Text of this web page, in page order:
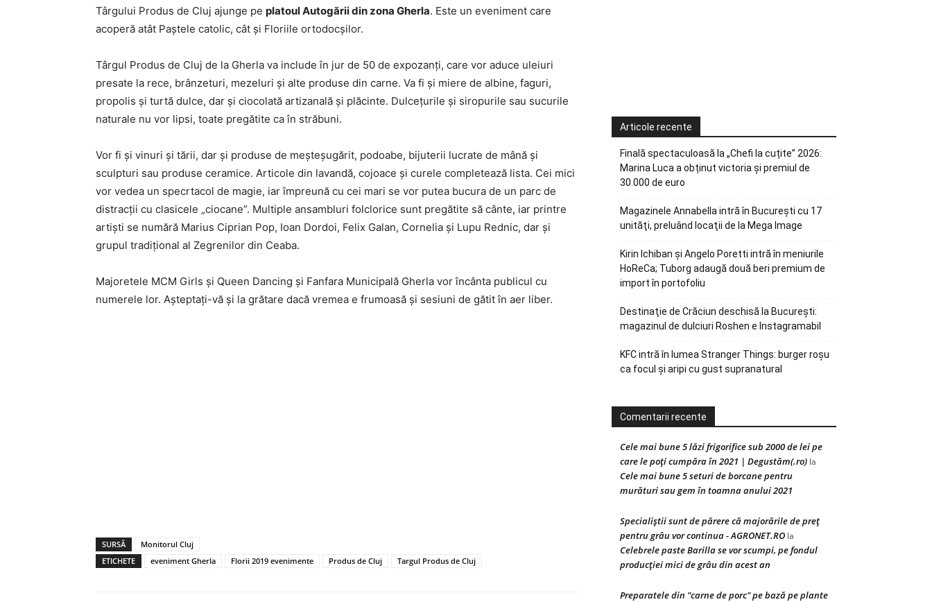
Târgului Produs de Cluj ajunge pe platoul Autogării din zona Gherla. Este un eveniment care
acoperă atât Paştele catolic, cât şi Floriile ortodocşilor.
Târgul Produs de Cluj de la Gherla va include în jur de 50 de expozanţi, care vor aduce uleiuri
presate la rece, brânzeturi, mezeluri şi alte produse din carne. Va fi şi miere de albine, faguri,
propolis şi turtă dulce, dar şi ciocolată artizanală şi plăcinte. Dulceţurile şi siropurile sau sucurile
naturale nu vor lipsi, toate pregătite ca în străbuni.
Vor fi şi vinuri şi tării, dar şi produse de meşteşugărit, podoabe, bijuterii lucrate de mână şi
sculpturi sau produse ceramice. Articole din lavandă, cojoace şi curele completează lista. Cei mici
vor vedea un specrtacol de magie, iar împreună cu cei mari se vor putea bucura de un parc de
distracţii cu clasicele „ciocane”. Multiple ansambluri folclorice sunt pregătite să cânte, iar printre
artişti se numără Marius Ciprian Pop, Ioan Dordoi, Felix Galan, Cornelia şi Lupu Rednic, dar şi
grupul tradiţional al Zegrenilor din Ceaba.
Majoretele MCM Girls şi Queen Dancing şi Fanfara Municipală Gherla vor încânta publicul cu
numerele lor. Aşteptaţi-vă şi la grătare dacă vremea e frumoasă şi sesiuni de gătit în aer liber.
SURSĂ
Monitorul Cluj
ETICHETE
eveniment Gherla Florii 2019 evenimente Produs de Cluj Targul Produs de Cluj
Articole recente
Finală spectaculoasă la „Chefi la cuțite” 2026:
Marina Luca a obținut victoria și premiul de
30.000 de euro
Magazinele Annabella intră în Bucureşti cu 17
unităţi, preluând locaţii de la Mega Image
Kirin Ichiban și Angelo Poretti intră în meniurile
HoReCa; Tuborg adaugă două beri premium de
import în portofoliu
Destinaţie de Crăciun deschisă la Bucureşti:
magazinul de dulciuri Roshen e Instagramabil
KFC intră în lumea Stranger Things: burger roșu
ca focul și aripi cu gust supranatural
Comentarii recente
Cele mai bune 5 lăzi frigorifice sub 2000 de lei pe
care le poți cumpăra în 2021 | Degustăm(.ro) la
Cele mai bune 5 seturi de borcane pentru
murături sau gem în toamna anului 2021
Specialiștii sunt de părere că majorările de preț
pentru grâu vor continua - AGRONET.RO la
Celebrele paste Barilla se vor scumpi, pe fondul
producției mici de grâu din acest an
Preparatele din "carne de porc" pe bază pe plante